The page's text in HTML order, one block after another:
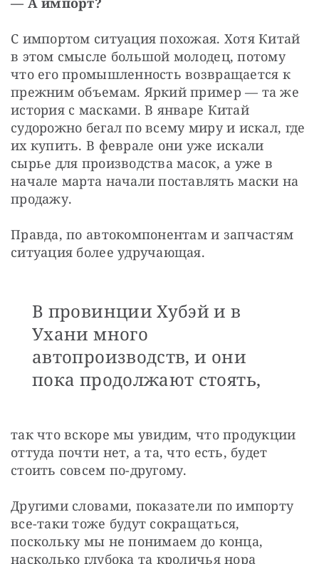
С импортом ситуация похожая. Хотя Китай
в этом смысле большой молодец, потому
что его промышленность возвращается к
прежним объемам. Яркий пример — та же
история с масками. В январе Китай
судорожно бегал по всему миру и искал, где
их купить. В феврале они уже искали
сырье для производства масок, а уже в
начале марта начали поставлять маски на
продажу.
Правда, по автокомпонентам и запчастям
ситуация более удручающая.
В провинции Хубэй и в
Ухани много
автопроизводств, и они
пока продолжают стоять,
так что вскоре мы увидим, что продукции
оттуда почти нет, а та, что есть, будет
стоить совсем по-другому.
Другими словами, показатели по импорту
все-таки тоже будут сокращаться,
поскольку мы не понимаем до конца,
насколько глубока та кроличья нора